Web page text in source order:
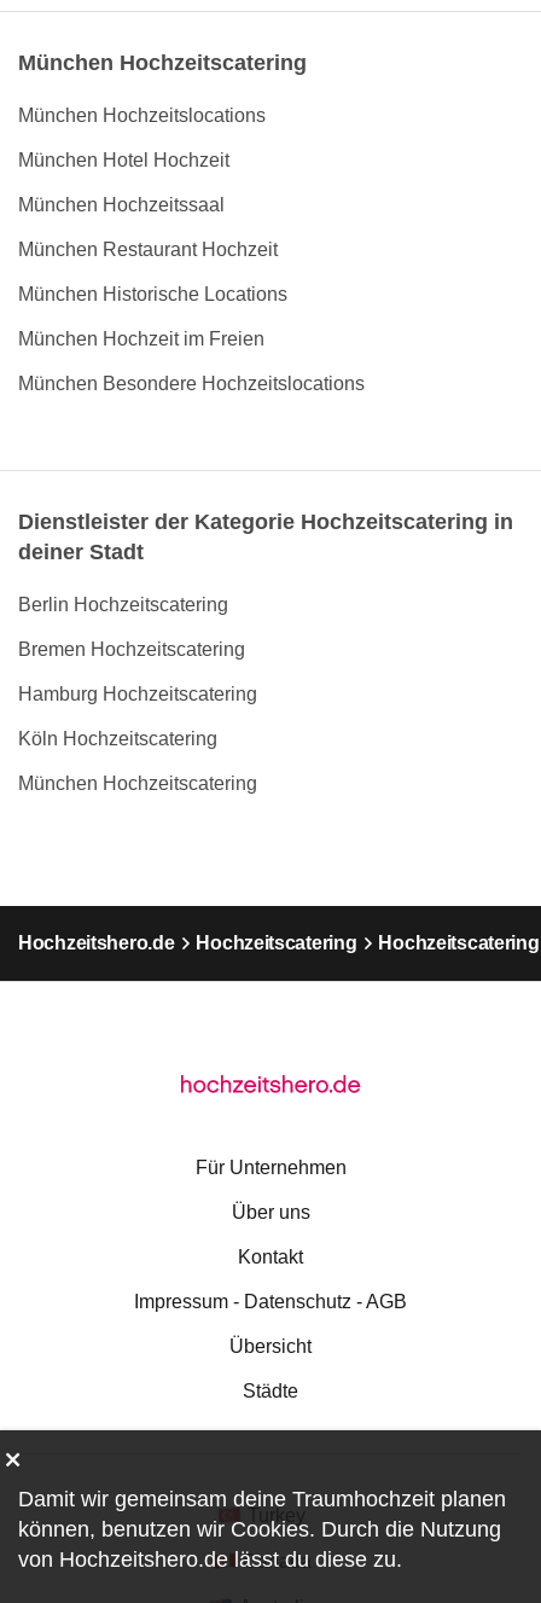
München Hochzeitscatering
München Hochzeitslocations
München Hotel Hochzeit
München Hochzeitssaal
München Restaurant Hochzeit
München Historische Locations
München Hochzeit im Freien
München Besondere Hochzeitslocations
Dienstleister der Kategorie Hochzeitscatering in
deiner Stadt
Berlin Hochzeitscatering
Bremen Hochzeitscatering
Hamburg Hochzeitscatering
Köln Hochzeitscatering
München Hochzeitscatering
Hochzeitshero.de Hochzeitscatering
Für Unternehmen
Über uns
Kontakt
Impressum - Datenschutz - AGB
Übersicht
Städte
Canada
Damit wir gemeinsam deine Traumhochzeit planen
können, benutzen wir Cookies. Durch die Nutzung
von Hochzeitshero.de lässt du diese zu.